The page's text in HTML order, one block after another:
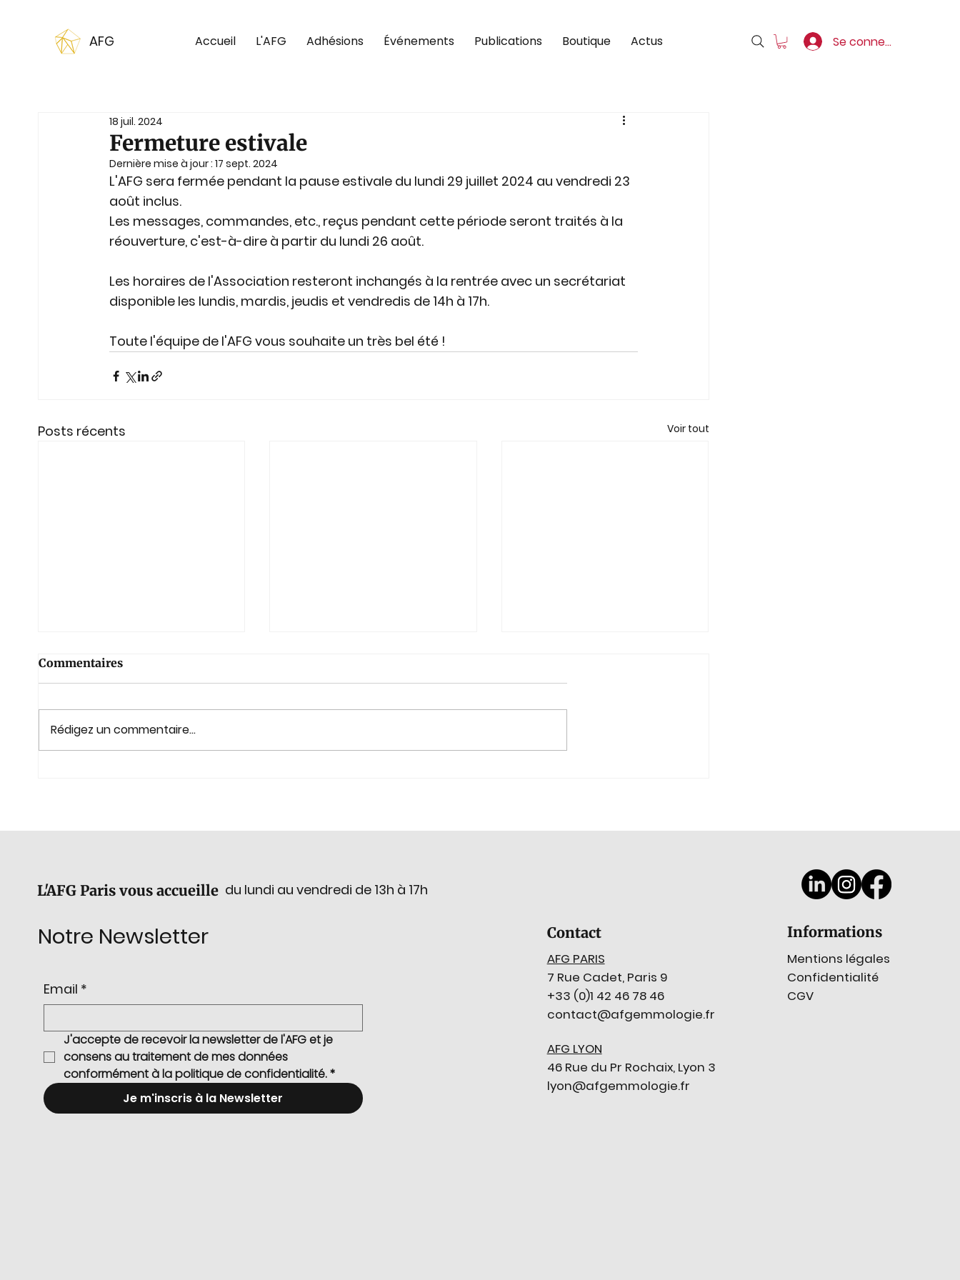
AFG Accueil L'AFG Adhésions Événements Publications Boutique Actus Se connecter
Fermeture estivale
18 juil. 2024
Dernière mise à jour : 17 sept. 2024
L'AFG sera fermée pendant la pause estivale du lundi 29 juillet 2024 au vendredi 23
août inclus.
Les messages, commandes, etc., reçus pendant cette période seront traités à la
réouverture, c'est-à-dire à partir du lundi 26 août.
Les horaires de l'Association resteront inchangés à la rentrée avec un secrétariat
disponible les lundis, mardis, jeudis et vendredis de 14h à 17h.
Toute l'équipe de l'AFG vous souhaite un très bel été !
Posts récents Voir tout
Commentaires
Rédigez un commentaire...
L'AFG Paris vous accueille du lundi au vendredi de 13h à 17h
Notre Newsletter
Email *
J'accepte de recevoir la newsletter de l'AFG et je
consens au traitement de mes données
conformément à la politique de confidentialité.*
Je m'inscris à la Newsletter
Informations
Mentions légales
Confidentialité
CGV
Contact
AFG PARIS
7 Rue Cadet, Paris 9
+33 (0)1 42 46 78 46
contact@afgemmologie.fr
AFG LYON
46 Rue du Pr Rochaix, Lyon 3
lyon@afgemmologie.fr